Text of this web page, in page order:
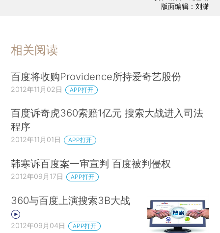
版面编辑：刘潇
相关阅读
百度将收购Providence所持爱奇艺股份
2012年11月02日 APP打开
百度诉奇虎360索赔1亿元 搜索大战进入司法
程序
2012年11月01日 APP打开
韩寒诉百度案一审宣判 百度被判侵权
2012年09月17日 APP打开
360与百度上演搜索3B大战
2012年09月04日 APP打开